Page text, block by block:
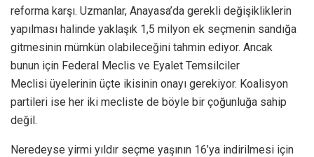
reforma karşı. Uzmanlar, Anayasa’da gerekli değişikliklerin
yapılması halinde yaklaşık 1,5 milyon ek seçmenin sandığa
gitmesinin mümkün olabileceğini tahmin ediyor. Ancak
bunun için Federal Meclis ve Eyalet Temsilciler
Meclisi üyelerinin üçte ikisinin onayı gerekiyor. Koalisyon
partileri ise her iki mecliste de böyle bir çoğunluğa sahip
değil.
Neredeyse yirmi yıldır seçme yaşının 16’ya indirilmesi için